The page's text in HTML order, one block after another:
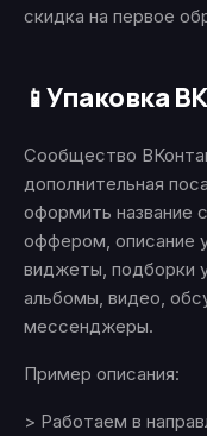
скидка на первое
📱Упаковка
Сообщество
дополнительная
оформить название
оффером, описание
виджеты, подборки
альбомы, видео,
мессенджеры.
Пример описания:
> Работаем в